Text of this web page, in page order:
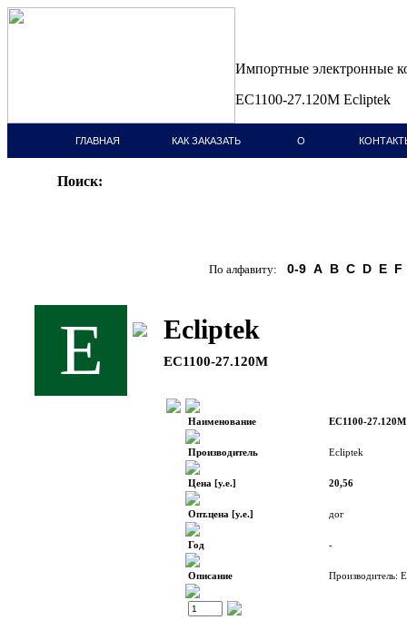
Импортные электронные
EC1100-27.120M Ecliptek
ГЛАВНАЯ КАК ЗАКАЗАТЬ О
Поиск:
По алфавиту: 0-9 A B C D E F
E Ecliptek
EC1100-27.120M
Наименование EC1100-27.120M
Производитель Ecliptek
Цена [у.е.] 20,56
Опт.цена [у.е.] дог
Год -
Описание Производитель: